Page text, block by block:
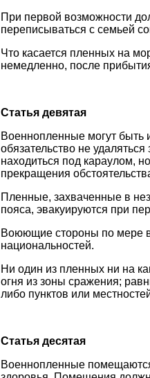
При первой возможности
переписываться с семьей
Что касается пленных на
немедленно, после
Статья девятая
Военнопленные могут быть
обязательство не
находиться под караулом,
прекращения
Пленные, захваченные в
пояса, эвакуируются при
Воюющие стороны по мере
национальностей.
Ни один из пленных ни на
огня из зоны сражения;
либо пунктов или
Статья десятая
Военнопленные